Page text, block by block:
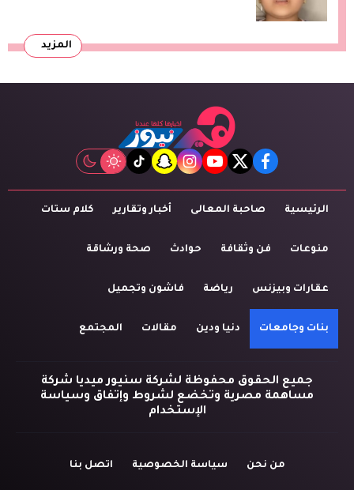
المزيد
facebook
twitter
youtube
instagram
snapchat
tiktok
الرئيسية صاحبة المعالى أخبار وتقارير كلام ستات
منوعات فن وثقافة حوادث صحة ورشاقة
عقارات وبيزنس رياضة فاشون وتجميل
بنات وجامعات دنيا ودين مقالات المجتمع
جميع الحقوق محفوظة لشركة سنيور ميديا شركة
مساهمة مصرية وتخضع لشروط وإتفاق وسياسة
الإستخدام
من نحن سياسة الخصوصية اتصل بنا